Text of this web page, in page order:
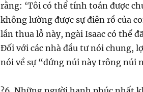
rằng: ‘Tôi có thể tính toán được
không lường được sự điên rồ của
lần thua lỗ này, ngài Isaac có thể
Đối với các nhà đầu tư nói chung,
nói về sự “đứng núi này trông núi